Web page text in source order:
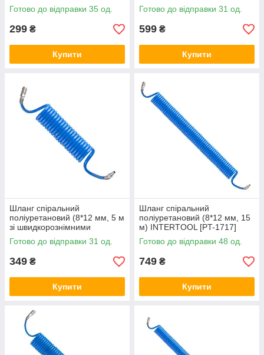
Готово до відправки 35 од.
299 ₴
Купити
Готово до відправки 31 од.
599 ₴
Купити
Шланг спіральний
поліуретановий (8*12 мм, 5 м
зі швидкорознімними
з'єднаннями) INTERTOOL
[PT-1715]
Готово до відправки 31 од.
349 ₴
Купити
Шланг спіральний
поліуретановий (8*12 мм, 15
м) INTERTOOL [PT-1717]
Готово до відправки 48 од.
749 ₴
Купити